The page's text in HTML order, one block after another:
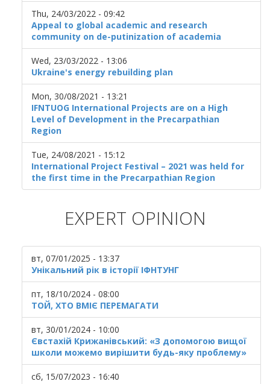
Thu, 24/03/2022 - 09:42
Appeal to global academic and research
community on de-putinization of academia
Wed, 23/03/2022 - 13:06
Ukraine's energy rebuilding plan
Mon, 30/08/2021 - 13:21
IFNTUOG International Projects are on a High
Level of Development in the Precarpathian
Region
Tue, 24/08/2021 - 15:12
International Project Festival – 2021 was held for
the first time in the Precarpathian Region
EXPERT OPINION
вт, 07/01/2025 - 13:37
Унікальний рік в історії ІФНТУНГ
пт, 18/10/2024 - 08:00
ТОЙ, ХТО ВМІЄ ПЕРЕМАГАТИ
вт, 30/01/2024 - 10:00
Євстахій Крижанівський: «З допомогою вищої
школи можемо вирішити будь-яку проблему»
сб, 15/07/2023 - 16:40